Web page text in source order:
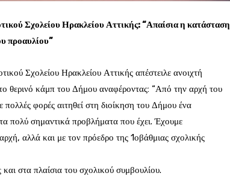
Σχολείου Ηρακλείου Αττικής: “Απαίσια η κατάσταση
προαυλίου”
Σχολείου Ηρακλείου Αττικής απέστειλε ανοιχτή
θερινό κάμπ του Δήμου αναφέροντας: “Από την αρχή του
πολλές φορές αιτηθεί στη διοίκηση του Δήμου ένα
πολύ σημαντικά προβλήματα που έχει. Έχουμε
αλλά και με τον πρόεδρο της 1οβάθμιας σχολικής
στα πλαίσια του σχολικού συμβουλίου.